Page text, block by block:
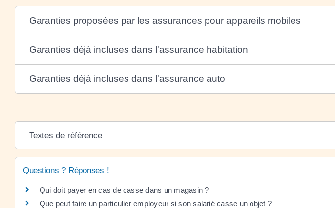
Garanties proposées par les assurances pour appareils mobiles
Garanties déjà incluses dans l'assurance habitation
Garanties déjà incluses dans l'assurance auto
Textes de référence
Questions ? Réponses !
Qui doit payer en cas de casse dans un magasin ?
Que peut faire un particulier employeur si son salarié casse un objet ?